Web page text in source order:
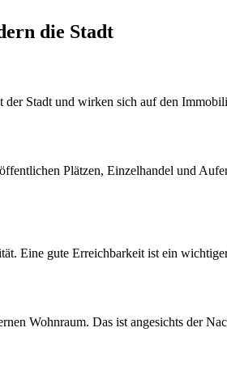
die Stadt
Stadt und wirken sich auf den
Plätzen, Einzelhandel und
Eine gute Erreichbarkeit ist ein
Wohnraum. Das ist angesichts der